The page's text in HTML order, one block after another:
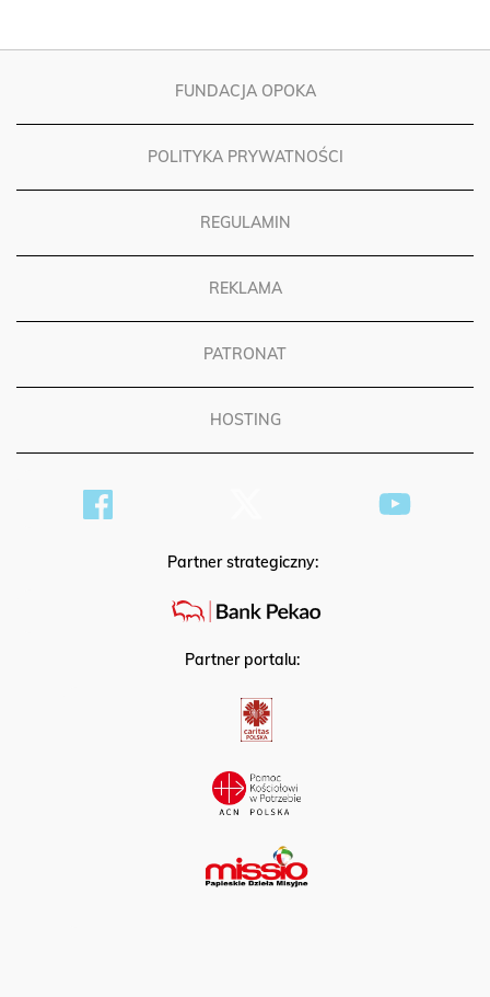
FUNDACJA OPOKA
POLITYKA PRYWATNOŚCI
REGULAMIN
REKLAMA
PATRONAT
HOSTING
Partner strategiczny:
Partner portalu: